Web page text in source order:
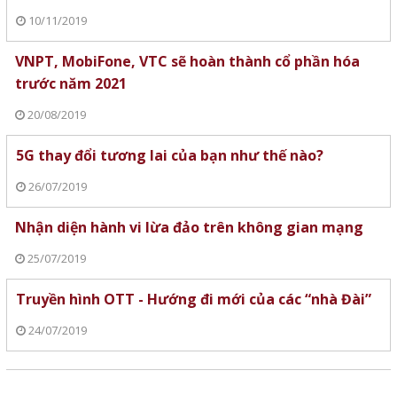
10/11/2019
VNPT, MobiFone, VTC sẽ hoàn thành cổ phần hóa
trước năm 2021
20/08/2019
5G thay đổi tương lai của bạn như thế nào?
26/07/2019
Nhận diện hành vi lừa đảo trên không gian mạng
25/07/2019
Truyền hình OTT - Hướng đi mới của các “nhà Đài”
24/07/2019